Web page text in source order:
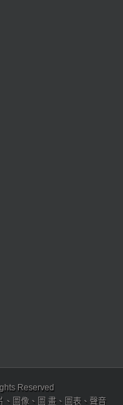
Reserved
、圖像、圖 畫、圖表、聲音